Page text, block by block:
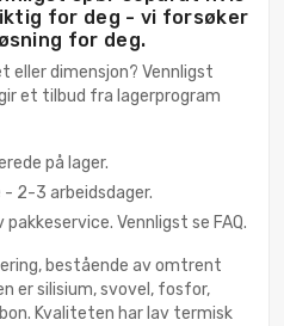
for deg - vi forsøker
for deg.
eller dimensjon? Vennligst
et tilbud fra lagerprogram
på lager.
2-3 arbeidsdager.
Vennligst se FAQ.
bestående av omtrent
er silisium, svovel, fosfor,
Kvaliteten har lav termisk